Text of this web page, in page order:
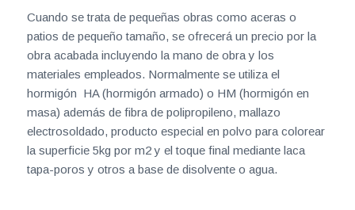
Cuando se trata de pequeñas obras como aceras o
patios de pequeño tamaño, se ofrecerá un precio por la
obra acabada incluyendo la mano de obra y los
materiales empleados. Normalmente se utiliza el
hormigón HA (hormigón armado) o HM (hormigón en
masa) además de fibra de polipropileno, mallazo
electrosoldado, producto especial en polvo para colorear
la superficie 5kg por m2 y el toque final mediante laca
tapa-poros y otros a base de disolvente o agua.